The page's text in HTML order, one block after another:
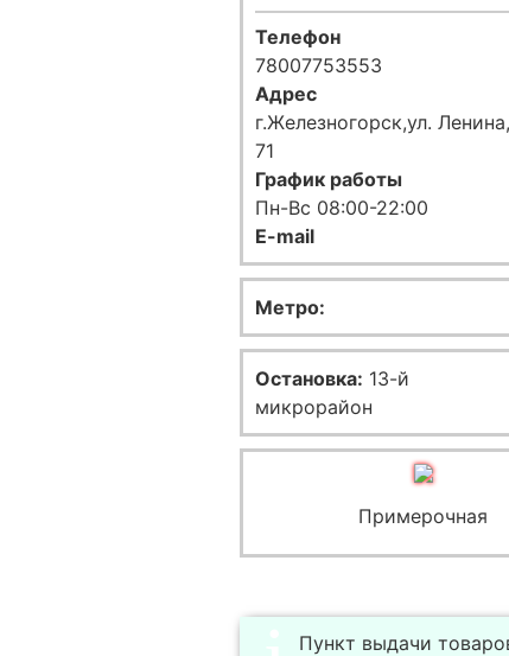
Телефон
78007753553
Адрес
г.Железногорск,ул. Ленина,
71
График работы
Пн-Вс 08:00-22:00
E-mail
Метро:
Остановка: 13-й
микрорайон
Примерочная
Пункт выдачи